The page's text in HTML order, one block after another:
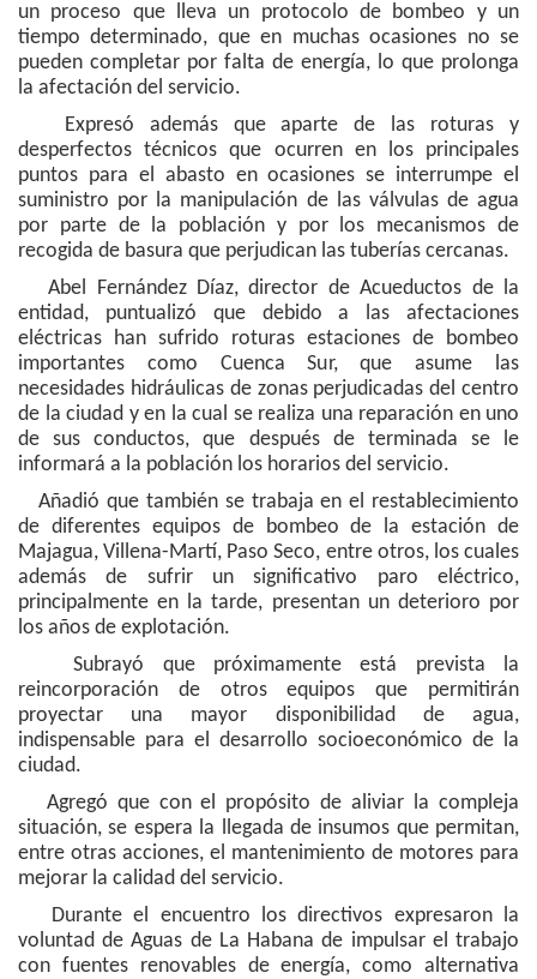
un proceso que lleva un protocolo de bombeo y un
tiempo determinado, que en muchas ocasiones no se
pueden completar por falta de energía, lo que prolonga
la afectación del servicio.
Expresó además que aparte de las roturas y
desperfectos técnicos que ocurren en los principales
puntos para el abasto en ocasiones se interrumpe el
suministro por la manipulación de las válvulas de agua
por parte de la población y por los mecanismos de
recogida de basura que perjudican las tuberías cercanas.
Abel Fernández Díaz, director de Acueductos de la
entidad, puntualizó que debido a las afectaciones
eléctricas han sufrido roturas estaciones de bombeo
importantes como Cuenca Sur, que asume las
necesidades hidráulicas de zonas perjudicadas del centro
de la ciudad y en la cual se realiza una reparación en uno
de sus conductos, que después de terminada se le
informará a la población los horarios del servicio.
Añadió que también se trabaja en el restablecimiento
de diferentes equipos de bombeo de la estación de
Majagua, Villena-Martí, Paso Seco, entre otros, los cuales
además de sufrir un significativo paro eléctrico,
principalmente en la tarde, presentan un deterioro por
los años de explotación.
Subrayó que próximamente está prevista la
reincorporación de otros equipos que permitirán
proyectar una mayor disponibilidad de agua,
indispensable para el desarrollo socioeconómico de la
ciudad.
Agregó que con el propósito de aliviar la compleja
situación, se espera la llegada de insumos que permitan,
entre otras acciones, el mantenimiento de motores para
mejorar la calidad del servicio.
Durante el encuentro los directivos expresaron la
voluntad de Aguas de La Habana de impulsar el trabajo
con fuentes renovables de energía, como alternativa